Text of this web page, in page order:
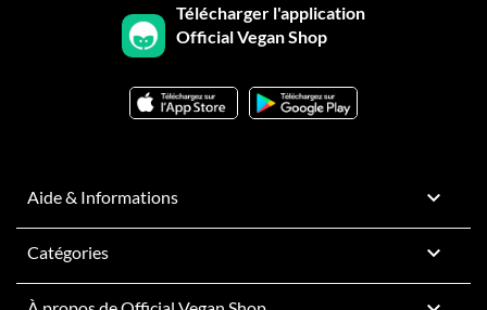
Télécharger l'application
Official Vegan Shop
Aide & Informations 
Catégories 